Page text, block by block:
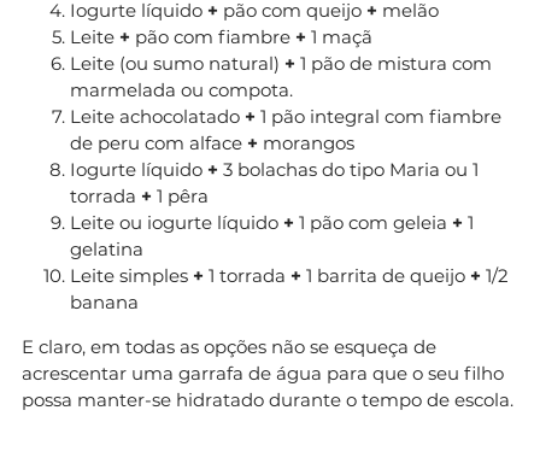
Iogurte líquido + pão com queijo + melão
Leite + pão com fiambre + 1 maçã
Leite (ou sumo natural) + 1 pão de mistura com
marmelada ou compota.
Leite achocolatado + 1 pão integral com fiambre
de peru com alface + morangos
Iogurte líquido + 3 bolachas do tipo Maria ou 1
torrada + 1 pêra
Leite ou iogurte líquido + 1 pão com geleia + 1
gelatina
Leite simples + 1 torrada + 1 barrita de queijo + 1/2
banana
E claro, em todas as opções não se esqueça de
acrescentar uma garrafa de água para que o seu filho
possa manter-se hidratado durante o tempo de escola.